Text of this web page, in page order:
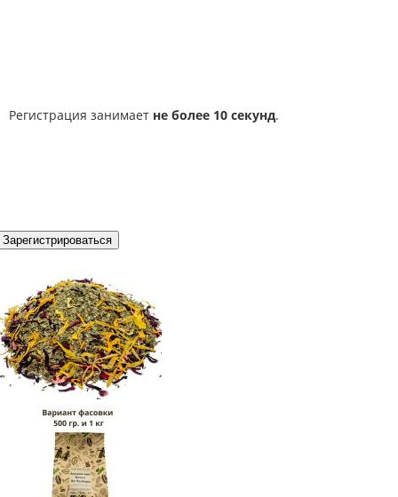
Регистрация занимает не более 10 секунд.
Зарегистрироваться